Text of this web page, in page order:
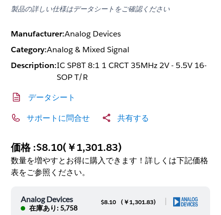
製品の詳しい仕様はデータシートをご確認ください
Manufacturer:Analog Devices
Category:Analog & Mixed Signal
Description:IC SP8T 8:1 1 CRCT 35MHz 2V - 5.5V 16-
SOP T/R
データシート
サポートに問合せ 共有する
価格 :$8.10(￥1,301.83)
数量を増やすとお得に購入できます！詳しくは下記価格
表をご参照ください。
Analog Devices
在庫あり: 5,758
$8.10 ( ￥1,301.83)